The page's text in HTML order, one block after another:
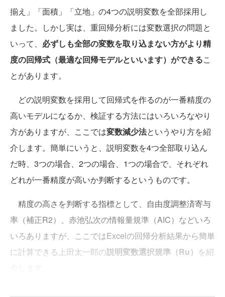
揃え」「面積」「立地」の4つの説明変数を全部採用し
ました。しかし実は、重回帰分析には変数選択の問題と
いって、 必ずしも全部の変数を取り込まない方がより精
度の回帰式（最適な回帰モデルといいます）ができるこ
とがあります。
どの説明変数を採用して回帰式を作るのが一番精度の
高いモデルになるか、検証する方法にはいろいろなやり
方がありますが、ここでは変数減少法というやり方を紹
介します。簡単にいうと、説明変数を4つ全部取り込ん
だ時、3つの場合、2つの場合、1つの場合で、それぞれ
どれが一番精度が高いか判断するというものです。
精度の高さを判断する指標として、自由度調整済寄与
率（補正R2）、赤池弘次の情報量規準（AIC）などいろ
いろありますが、ここではExcelの回帰分析結果から簡単
に計算できる上田太一郎の説明変数選択規準（Ru） を紹